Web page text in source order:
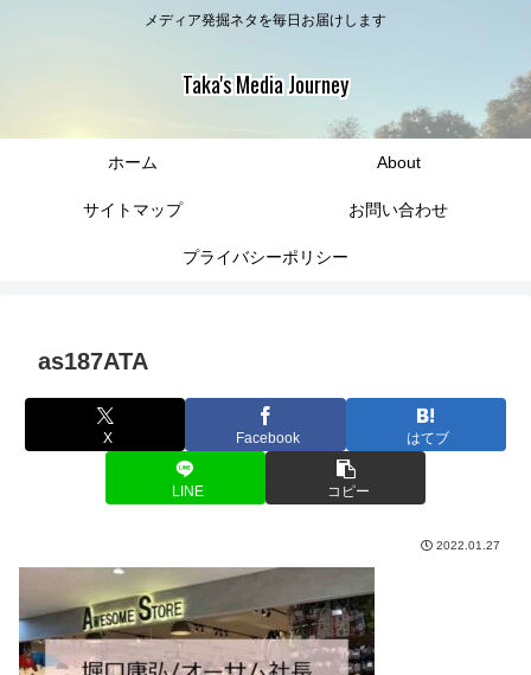
メディア発掘ネタを毎日お届けします
Taka's Media Journey
ホーム About
サイトマップ お問い合わせ
プライバシーポリシー
as187ATA
X Facebook はてブ
LINE コピー
2022.01.27